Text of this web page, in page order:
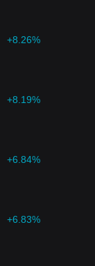
+8.26%
+8.19%
+6.84%
+6.83%